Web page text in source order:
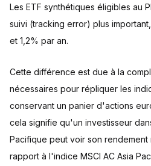
Les ETF synthétiques éligibles au
suivi (tracking error) plus
et 1,2% par an.
Cette différence est due à la
nécessaires pour répliquer les
conservant un panier d'actions
cela signifie qu'un investisseur
Pacifique peut voir son
rapport à l'indice MSCI AC Asia